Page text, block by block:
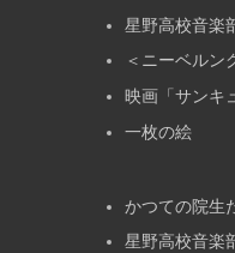
星野高校音楽
＜ニーベルン
映画「サンキ
一枚の絵
かつての院生
星野高校音楽